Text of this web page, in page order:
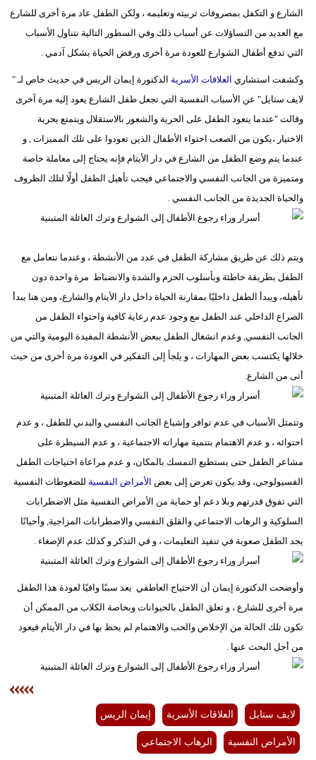
الشارع و التكفل بمصروفات تربيته وتعليمه ، ولكن الطفل عاد مرة أخرى للشارع
مع العديد من التساؤلات عن أسباب ذلك وفي السطور التالية نتناول الأسباب
التي تدفع أطفال الشوارع للعودة مرة أخرى ورفض الحياة بشكل آدمي .
وكشفت استشاري العلاقات الأسرية الدكتورة إيمان الريس في حديث خاص لـ "
لايف ستايل" عن الأسباب النفسية التي تجعل طفل الشارع يعود إليه مرة آخرى
وقالت "عندما يتعود الطفل على الحرية والشعور بالاستقلال ويتمتع بحرية
الاختيار ،يكون من الصعب احتواء الأطفال الذين تعودوا على تلك المميزات , و
عندما يتم وضع الطفل من الشارع في دار الأيتام فإنه يحتاج إلى معاملة خاصة
ومتميزة من الجانب النفسي والاجتماعي فيجب تأهيل الطفل أولًا لتلك الظروف
والحياة الجديدة من الجانب النفسي .
ويتم ذلك عن طريق مشاركة الطفل في عدد من الأنشطة ، وعندما نتعامل مع
الطفل بطريقة خاطئة وبأسلوب الحزم والشدة والانضباط مرة واحدة دون
تأهيله، ويبدأ الطفل داخليًا بمقارنة الحياة داخل دار الأيتام والشارع، ومن هنا يبدأ
الصراع الداخلي عند الطفل مع وجود عدم رعاية كافية واحتواء الطفل من
الجانب النفسي, وعدم انشغال الطفل ببعض الأنشطة المفيدة اليومية والتي من
خلالها يكتسب بعض المهارات ، و يلجأ إلى التفكير في العودة مرة أخرى من حيث
أتى من الشارع.
وتتمثل الأسباب في عدم توافر وإشباع الجانب النفسي والبدني للطفل ، و عدم
احتوائه ، و عدم الاهتمام بتنمية مهاراته الاجتماعية ، و عدم السيطرة على
مشاعر الطفل حتى يستطيع التمسك بالمكان، و عدم مراعاة احتياجات الطفل
الفسيولوجي، وقد يكون تعرض إلى بعض الأمراض النفسية للضغوطات النفسية
التي تفوق قدرتهم وبلا دعم أو حماية من الأمراض النفسية مثل الاضطرابات
السلوكية و الرهاب الاجتماعي والقلق النفسي والاضطرابات المزاجية, وأحيانًا
يجد الطفل صعوبة في تنفيذ التعليمات ، و في التذكر و كذلك عدم الإصغاء .
وأوضحت الدكتورة إيمان أن الاحتياج العاطفي يعد سببًا وافيًا لعودة هذا الطفل
مرة أخرى للشارع ، و تعلق الطفل بالحيوانات وبخاصة الكلاب من الممكن أن
تكون تلك الحالة من الإخلاص والحب والاهتمام لم يحظ بها في دار الأيتام فيعود
من أجل البحث عنها .
لايف ستايل العلاقات الأسرية إيمان الريس
الأمراض النفسية الرهاب الاجتماعي